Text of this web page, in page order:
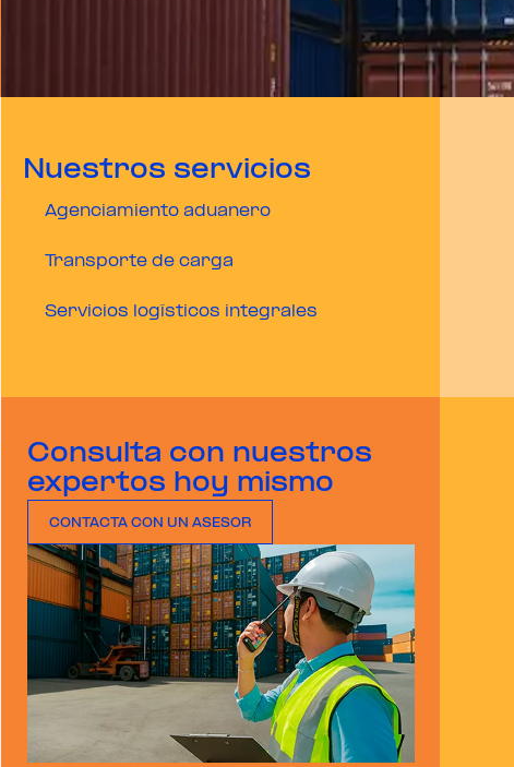
Nuestros servicios
Agenciamiento aduanero
Transporte de carga
Servicios logísticos integrales
Consulta con nuestros
expertos hoy mismo
CONTACTA CON UN ASESOR